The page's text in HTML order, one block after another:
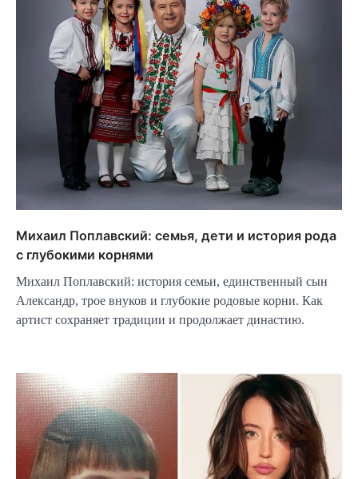
Михаил Поплавский: семья, дети и история рода
с глубокими корнями
Михаил Поплавский: история семьи, единственный сын
Александр, трое внуков и глубокие родовые корни. Как
артист сохраняет традиции и продолжает династию.